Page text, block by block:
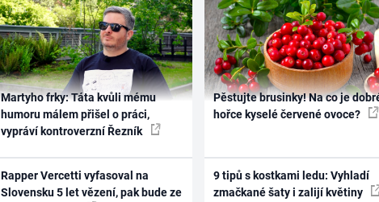
Martyho frky: Táta kvůli mému
humoru málem přišel o práci,
vypráví kontroverzní Řezník
Rapper Vercetti vyfasoval na
Slovensku 5 let vězení, pak bude ze
Pěstujte brusinky! Na co je
hořce kyselé červené ovoce?
9 tipů s kostkami ledu: Vyhladí
zmačkané šaty i zalijí květiny